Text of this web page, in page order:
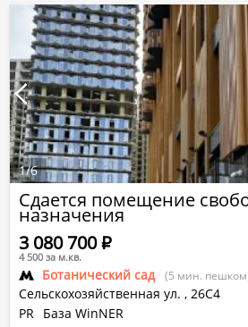
Сдается помещение
назначения
Ботанический сад (5 мин.
Сельскохозяйственная ул. , 26С4
3 080 700Р
4 500 за м.кв.
PR База WinNER
1/6